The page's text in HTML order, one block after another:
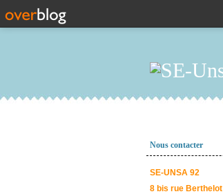
Nous contacter
SE-UNSA 92
8 bis rue Berthelot